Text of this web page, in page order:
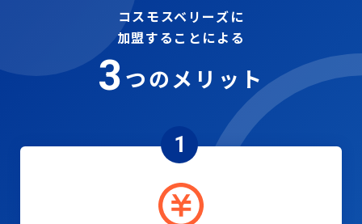
コスモスベリーズに
加盟することによる
3つのメリット
1